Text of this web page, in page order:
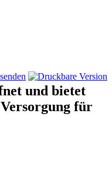
und bietet
für